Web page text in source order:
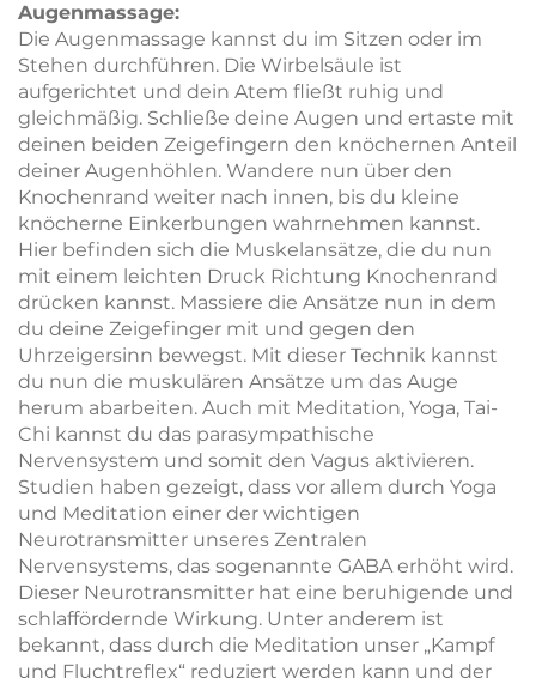
Augenmassage:
Die Augenmassage kannst du im Sitzen oder im
Stehen durchführen. Die Wirbelsäule ist
aufgerichtet und dein Atem fließt ruhig und
gleichmäßig. Schließe deine Augen und ertaste mit
deinen beiden Zeigefingern den knöchernen Anteil
deiner Augenhöhlen. Wandere nun über den
Knochenrand weiter nach innen, bis du kleine
knöcherne Einkerbungen wahrnehmen kannst.
Hier befinden sich die Muskelansätze, die du nun
mit einem leichten Druck Richtung Knochenrand
drücken kannst. Massiere die Ansätze nun in dem
du deine Zeigefinger mit und gegen den
Uhrzeigersinn bewegst. Mit dieser Technik kannst
du nun die muskulären Ansätze um das Auge
herum abarbeiten. Auch mit Meditation, Yoga, Tai-
Chi kannst du das parasympathische
Nervensystem und somit den Vagus aktivieren.
Studien haben gezeigt, dass vor allem durch Yoga
und Meditation einer der wichtigen
Neurotransmitter unseres Zentralen
Nervensystems, das sogenannte GABA erhöht wird.
Dieser Neurotransmitter hat eine beruhigende und
schlaffördernde Wirkung. Unter anderem ist
bekannt, dass durch die Meditation unser „Kampf
und Fluchtreflex“ reduziert werden kann und der